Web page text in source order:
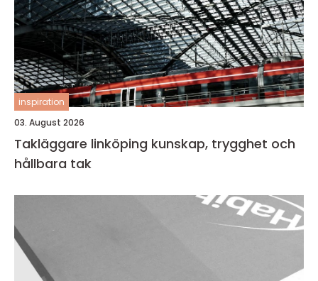
inspiration
03. August 2026
Takläggare linköping kunskap, trygghet och
hållbara tak